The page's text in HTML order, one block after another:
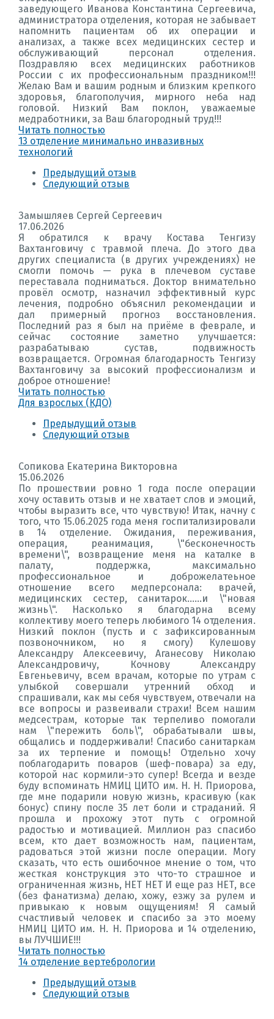
заведующего Иванова Константина Сергеевича,
администратора отделения, которая не забывает
напомнить пациентам об их операции и
анализах, а также всех медицинских сестер и
обслуживающий персонал отделения.
Поздравляю всех медицинских работников
России с их профессиональным праздником!!!
Желаю Вам и вашим родным и близким крепкого
здоровья, благополучия, мирного неба над
головой. Низкий Вам поклон, уважаемые
медработники, за Ваш благородный труд!!!
Читать полностью
13 отделение минимально инвазивных
технологий
Предыдущий отзыв
Следующий отзыв
Замышляев Сергей Сергеевич
17.06.2026
Я обратился к врачу Костава Тенгизу
Вахтанговичу с травмой плеча. До этого два
других специалиста (в других учреждениях) не
смогли помочь — рука в плечевом суставе
переставала подниматься. Доктор внимательно
провёл осмотр, назначил эффективный курс
лечения, подробно объяснил рекомендации и
дал примерный прогноз восстановления.
Последний раз я был на приёме в феврале, и
сейчас состояние заметно улучшается:
разрабатываю сустав, подвижность
возвращается. Огромная благодарность Тенгизу
Вахтанговичу за высокий профессионализм и
доброе отношение!
Читать полностью
Для взрослых (КДО)
Предыдущий отзыв
Следующий отзыв
Сопикова Екатерина Викторовна
15.06.2026
По прошествии ровно 1 года после операции
хочу оставить отзыв и не хватает слов и эмоций,
чтобы выразить все, что чувствую! Итак, начну с
того, что 15.06.2025 года меня госпитализировали
в 14 отделение. Ожидания, переживания,
операция, реанимация, \"бесконечность
времени\", возвращение меня на каталке в
палату, поддержка, максимально
профессиональное и доброжелатеьное
отношение всего медперсонала: врачей,
медицинских сестер, санитарок......и \"новая
жизнь\". Насколько я благодарна всему
коллективу моего теперь любимого 14 отделения.
Низкий поклон (пусть и с зафиксированным
позвоночником, но я смогу) Кулешову
Александру Алексеевичу, Аганесову Николаю
Александровичу, Кочнову Александру
Евгеньевичу, всем врачам, которые по утрам с
улыбкой совершали утренний обход и
спрашивали, как мы себя чувствуем, отвечали на
все вопросы и развеивали страхи! Всем нашим
медсестрам, которые так терпеливо помогали
нам \"пережить боль\", обрабатывали швы,
общались и поддерживали! Спасибо санитаркам
за их терпение и помощь! Отдельно хочу
поблагодарить поваров (шеф-повара) за еду,
которой нас кормили-это супер! Всегда и везде
буду вспоминать НМИЦ ЦИТО им. Н. Н. Приорова,
где мне подарили новую жизнь, красивую (как
бонус) спину после 35 лет боли и страданий. Я
прошла и прохожу этот путь с огромной
радостью и мотивацией. Миллион раз спасибо
всем, кто дает возможность нам, пациентам,
радоваться этой жизни после операции. Могу
сказать, что есть ошибочное мнение о том, что
жесткая конструкция это что-то страшное и
ограниченная жизнь, НЕТ НЕТ И еще раз НЕТ, все
(без фанатизма) делаю, хожу, езжу за рулем и
привыкаю к новым ощущениям! Я самый
счастливый человек и спасибо за это моему
НМИЦ ЦИТО им. Н. Н. Приорова и 14 отделению,
вы ЛУЧШИЕ!!!
Читать полностью
14 отделение вертебрологии
Предыдущий отзыв
Следующий отзыв